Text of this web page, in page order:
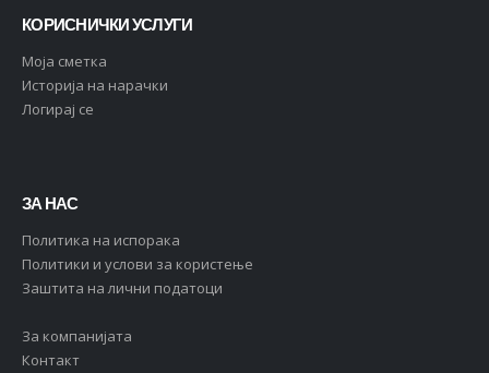
КОРИСНИЧКИ УСЛУГИ
Moja сметка
Историја на нарачки
Логирај се
ЗА НАС
Политика на испорака
Политики и услови за користење
Заштита на лични податоци
За компанијата
Контакт